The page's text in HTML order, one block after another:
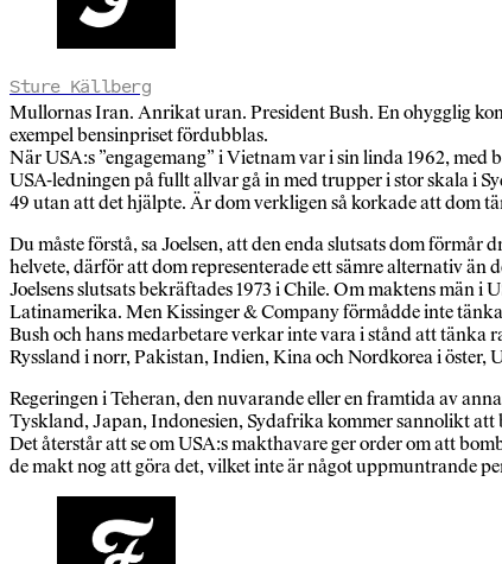
Sture Källberg
Mullornas Iran. Anrikat uran. President Bush. En ohygglig
exempel bensinpriset fördubblas.
När USA:s ”engagemang” i Vietnam var i sin linda 1962,
USA-ledningen på fullt allvar gå in med trupper i stor skala i
49 utan att det hjälpte. Är dom verkligen så korkade att dom
Du måste förstå, sa Joelsen, att den enda slutsats dom
helvete, därför att dom representerade ett sämre alternativ än
Joelsens slutsats bekräftades 1973 i Chile. Om maktens män
Latinamerika. Men Kissinger & Company förmådde inte
Bush och hans medarbetare verkar inte vara i stånd att
Ryssland i norr, Pakistan, Indien, Kina och Nordkorea i öster,
Regeringen i Teheran, den nuvarande eller en framtida av
Tyskland, Japan, Indonesien, Sydafrika kommer sannolikt
Det återstår att se om USA:s makthavare ger order om att
de makt nog att göra det, vilket inte är något uppmuntrande